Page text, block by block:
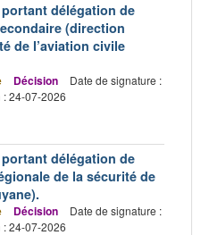
délégation de
(direction
de l’aviation civile
Décision
Date de signature :
24-07-2026
délégation de
de la sécurité de
Décision
Date de signature :
24-07-2026